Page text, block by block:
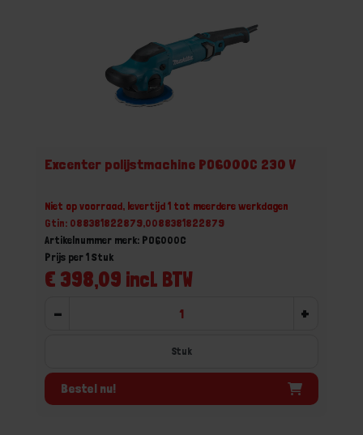
Excenter polijstmachine PO6000C 230 V
Niet op voorraad, levertijd 1 tot meerdere werkdagen
Gtin: 088381822879,0088381822879
Artikelnummer merk: PO6000C
€ 398,09 incl. BTW
Prijs per 1 Stuk
- +
Stuk
Bestel nu!